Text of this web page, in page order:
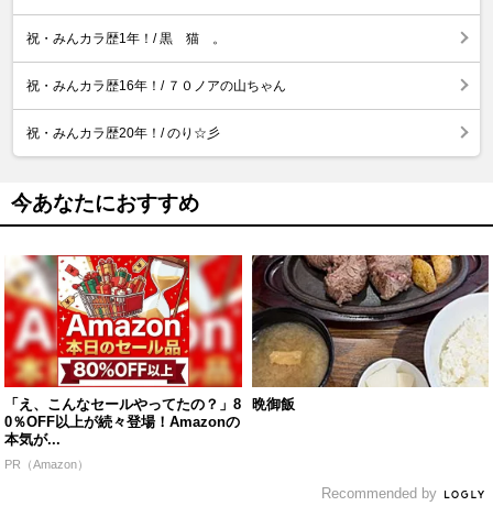
祝・みんカラ歴1年！/ 黒 猫 。
祝・みんカラ歴16年！/ ７０ノアの山ちゃん
祝・みんカラ歴20年！/ のり☆彡
今あなたにおすすめ
「え、こんなセールやってたの？」8
0％OFF以上が続々登場！Amazonの
本気が...
PR（Amazon）
晩御飯
Recommended by